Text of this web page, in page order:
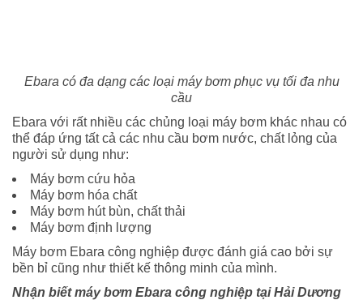
Ebara có đa dạng các loại máy bơm phục vụ tối đa nhu
cầu
Ebara với rất nhiều các chủng loại máy bơm khác nhau có
thể đáp ứng tất cả các nhu cầu bơm nước, chất lỏng của
người sử dụng như:
Máy bơm cứu hỏa
Máy bơm hóa chất
Máy bơm hút bùn, chất thải
Máy bơm định lượng
​Máy bơm Ebara công nghiệp được đánh giá cao bởi sự
bền bỉ cũng như thiết kế thông minh của mình.
Nhận biết máy bơm Ebara công nghiệp tại Hải Dương